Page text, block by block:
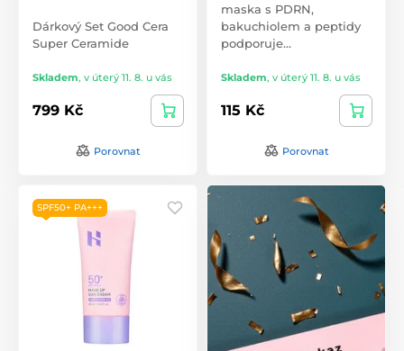
Dárkový Set Good Cera
Super Ceramide
Skladem, v úterý 11. 8. u vás
799 Kč
Porovnat
maska s PDRN,
bakuchiolem a peptidy
podporuje…
Skladem, v úterý 11. 8. u vás
115 Kč
Porovnat
SPF50+ PA+++